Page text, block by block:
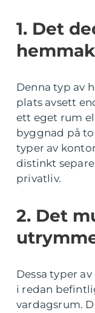
1. Det
Denna typ av
plats avsett
ett eget rum
byggnad på
typer av
distinkt
privatliv.
2. Det
Dessa typer
i redan
vardagsrum.